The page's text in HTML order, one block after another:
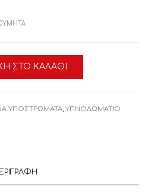
ΣΤΟ ΚΑΛΆΘΙ
ΥΠΟΣΤΡΩΜΑΤΑ, ΥΠΝΟΔΩΜΑΤΙΟ